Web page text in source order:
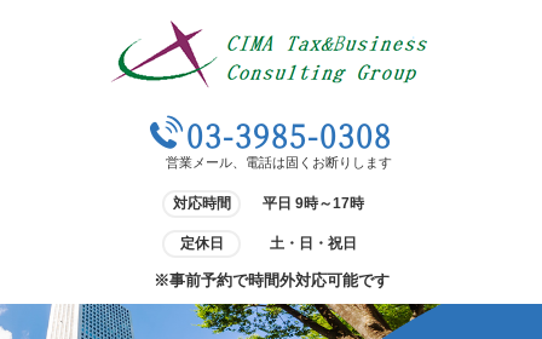
03-3985-0308
営業メール、電話は固くお断りします
対応時間 平日 9時～17時
定休日 土・日・祝日
※事前予約で時間外対応可能です